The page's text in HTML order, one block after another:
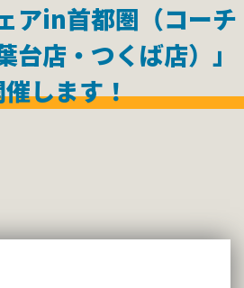
アin首都圏（コーチ
台店・つくば店）」
します！